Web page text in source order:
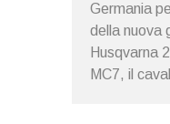
Germania
della nuova
Husqvarna
MC7, il